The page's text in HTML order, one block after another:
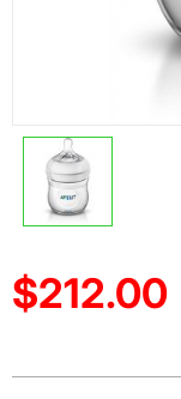
Precio reducido de
$212.00